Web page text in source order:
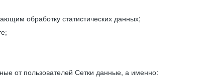
обработку статистических данных;
от пользователей Сетки данные, а именно: